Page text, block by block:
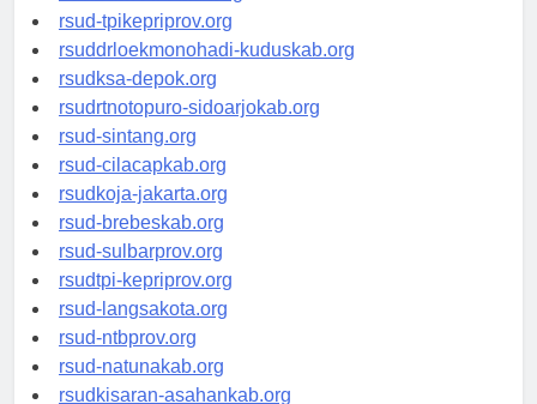
rsud-simeuluekab.org
rsud-tpikepriprov.org
rsuddrloekmonohadi-kuduskab.org
rsudksa-depok.org
rsudrtnotopuro-sidoarjokab.org
rsud-sintang.org
rsud-cilacapkab.org
rsudkoja-jakarta.org
rsud-brebeskab.org
rsud-sulbarprov.org
rsudtpi-kepriprov.org
rsud-langsakota.org
rsud-ntbprov.org
rsud-natunakab.org